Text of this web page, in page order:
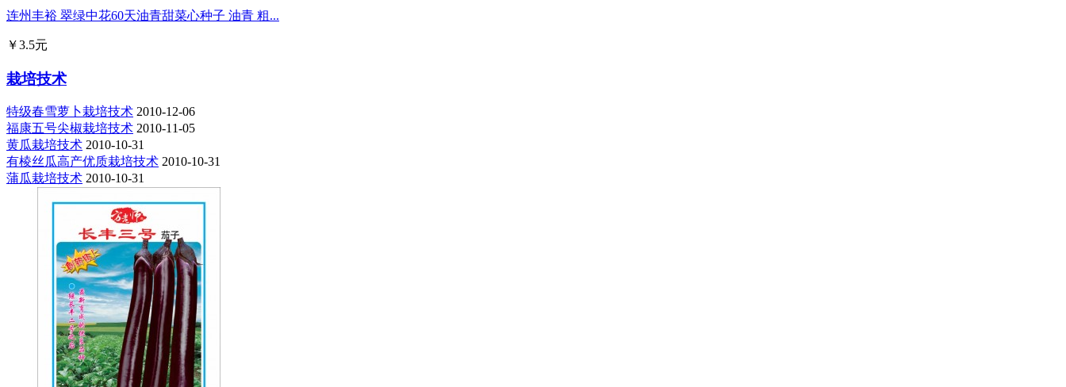
连州丰裕 翠绿中花60天油青甜菜心种子 油青 粗...
￥3.5元
栽培技术
特级春雪萝卜栽培技术 2010-12-06
福康五号尖椒栽培技术 2010-11-05
黄瓜栽培技术 2010-10-31
有棱丝瓜高产优质栽培技术 2010-10-31
蒲瓜栽培技术 2010-10-31